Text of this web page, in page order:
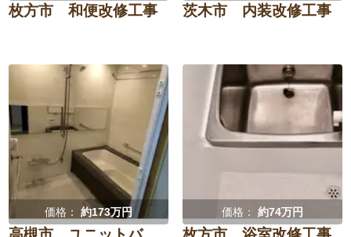
枚方市 和便改修工事 茨木市 内装改修工事
価格：約173万円 価格： 約74万円